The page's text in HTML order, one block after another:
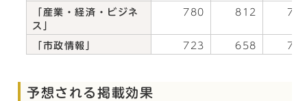
「産業・経済・ビジネ
ス」
780 812
「市政情報」 723 658
予想される掲載効果